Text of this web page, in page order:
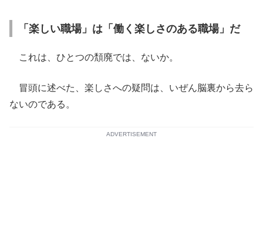
「楽しい職場」は「働く楽しさのある職場」だ
これは、ひとつの頽廃では、ないか。
冒頭に述べた、楽しさへの疑問は、いぜん脳裏から去ら
ないのである。
ADVERTISEMENT